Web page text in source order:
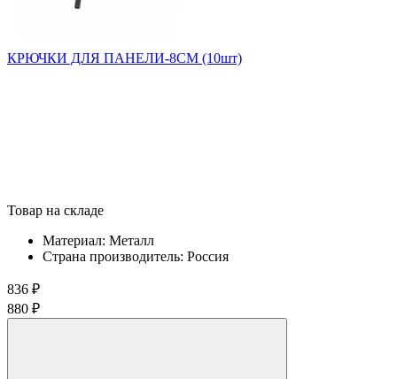
КРЮЧКИ ДЛЯ ПАНЕЛИ-8СМ (10шт)
Товар на складе
Материал: Металл
Страна производитель: Россия
836 ₽
880 ₽